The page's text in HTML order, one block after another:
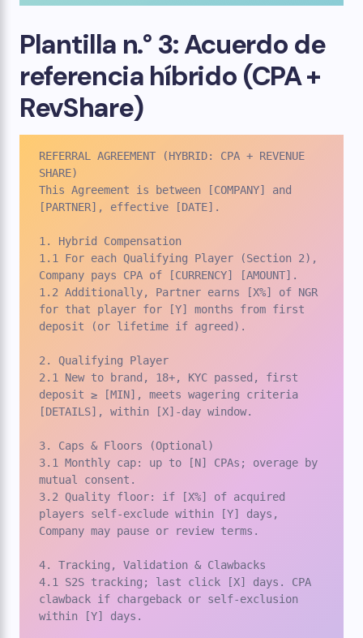
Plantilla n.° 3: Acuerdo de
referencia híbrido (CPA +
RevShare)
REFERRAL AGREEMENT (HYBRID: CPA + REVENUE
SHARE)
This Agreement is between [COMPANY] and
[PARTNER], effective [DATE].
1. Hybrid Compensation
1.1 For each Qualifying Player (Section 2),
Company pays CPA of [CURRENCY] [AMOUNT].
1.2 Additionally, Partner earns [X%] of NGR
for that player for [Y] months from first
deposit (or lifetime if agreed).
2. Qualifying Player
2.1 New to brand, 18+, KYC passed, first
deposit ≥ [MIN], meets wagering criteria
[DETAILS], within [X]-day window.
3. Caps & Floors (Optional)
3.1 Monthly cap: up to [N] CPAs; overage by
mutual consent.
3.2 Quality floor: if [X%] of acquired
players self-exclude within [Y] days,
Company may pause or review terms.
4. Tracking, Validation & Clawbacks
4.1 S2S tracking; last click [X] days. CPA
clawback if chargeback or self-exclusion
within [Y] days.